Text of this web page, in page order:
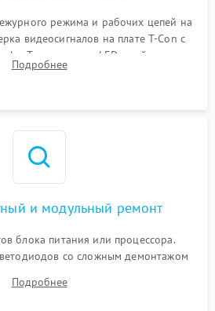
режима и рабочих цепей на
видеосигналов на плате T-Con с
Тестирование LED-драйвера и
подсветки мультиметром.
Подробнее
и модульный ремонт
блока питания или процессора.
со сложным демонтажом
поврежденных дорожек,
памяти EEPROM
Подробнее